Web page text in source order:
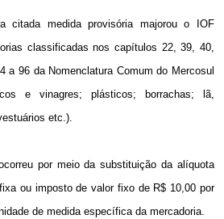
citada medida provisória majorou o IOF
classificadas nos capítulos 22, 39, 40,
a96 da Nomenclatura Comum do Mercosul
e vinagres; plásticos; borrachas; lã,
etc.).
por meio da substituição da alíquota
ou imposto de valor fixo de R$ 10,00 por
de medida específica da mercadoria.